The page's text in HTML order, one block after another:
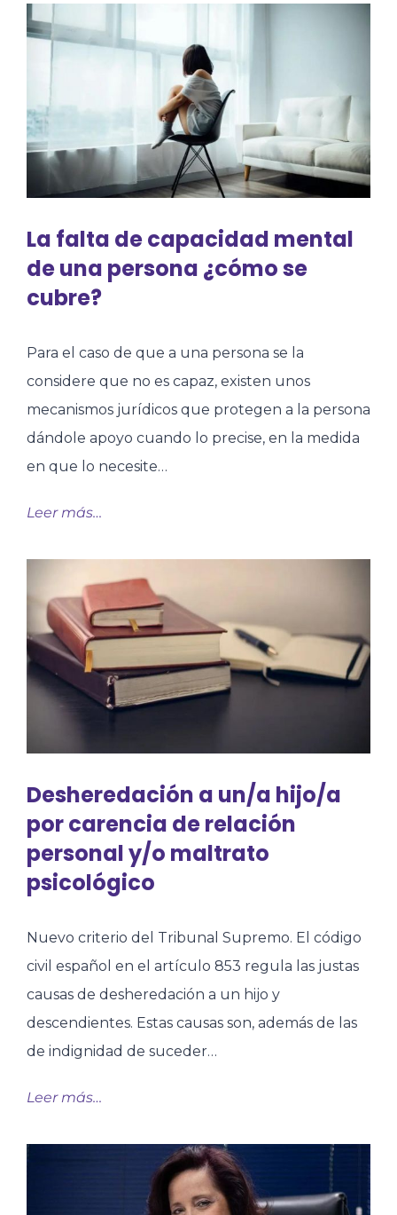
La falta de capacidad mental
de una persona ¿cómo se
cubre?
Para el caso de que a una persona se la
considere que no es capaz, existen unos
mecanismos jurídicos que protegen a la persona
dándole apoyo cuando lo precise, en la medida
en que lo necesite…
Leer más…
Desheredación a un/a hijo/a
por carencia de relación
personal y/o maltrato
psicológico
Nuevo criterio del Tribunal Supremo. El código
civil español en el artículo 853 regula las justas
causas de desheredación a un hijo y
descendientes. Estas causas son, además de las
de indignidad de suceder…
Leer más…